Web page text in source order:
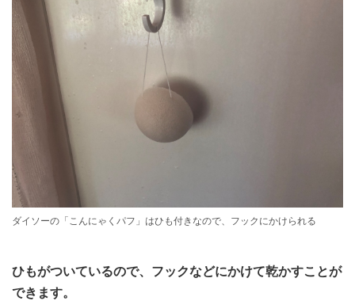
ダイソーの「こんにゃくパフ」はひも付きなので、フックにかけられる
ひもがついているので、フックなどにかけて乾かすことが
できます。